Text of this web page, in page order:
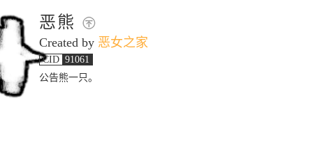
恶熊
Created by 恶女之家
CID 91061
公告熊一只。